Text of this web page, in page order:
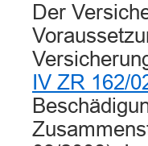
Der
IV ZR 162/